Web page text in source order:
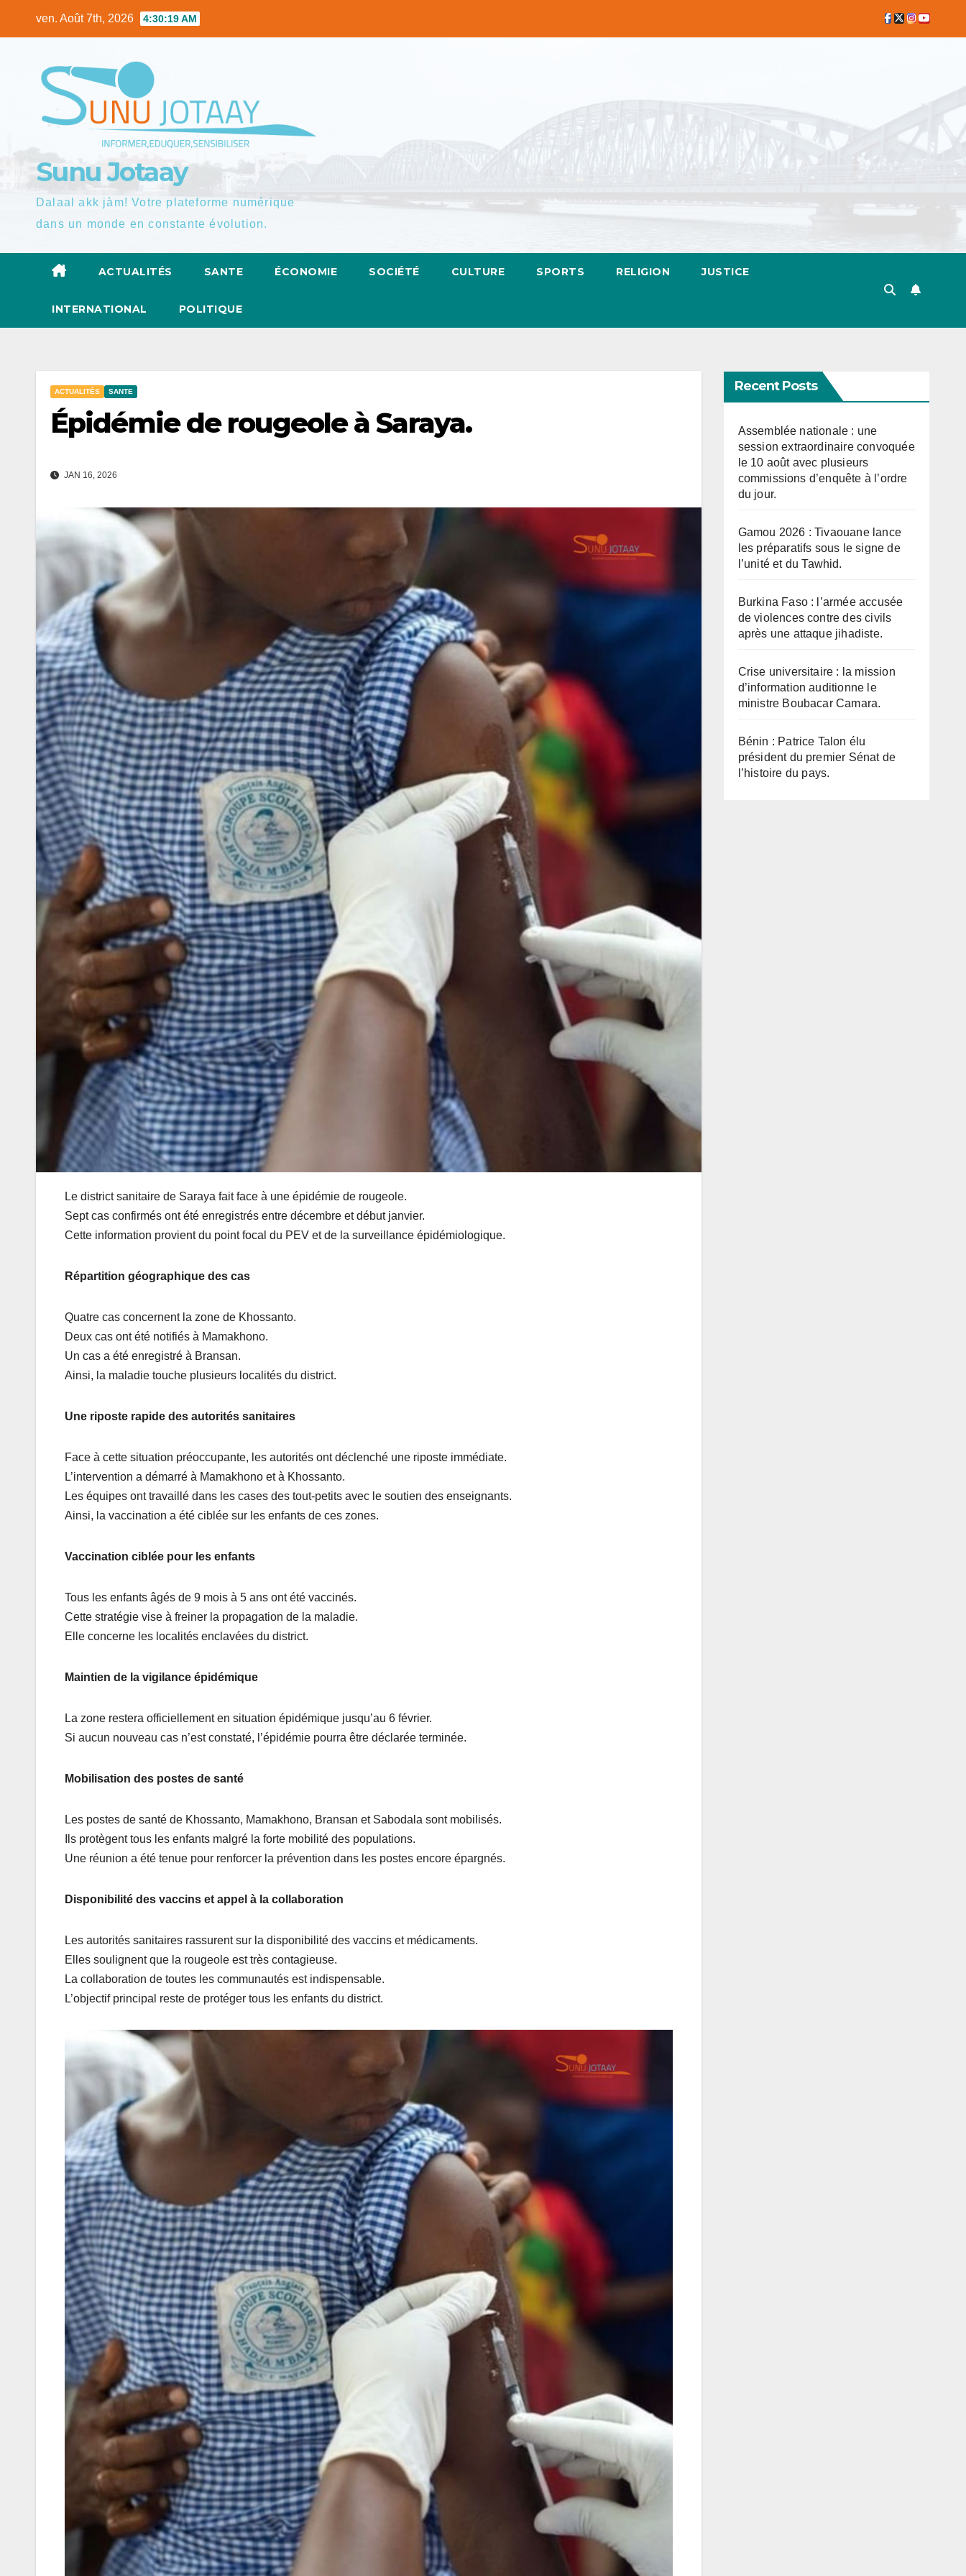
ven. Août 7th, 2026 4:30:21 AM
Sunu Jotaay
Dalaal akk jàm! Votre plateforme numérique
dans un monde en constante évolution.
ACTUALITÉS SANTE ÉCONOMIE SOCIÉTÉ CULTURE SPORTS RELIGION JUSTICE
INTERNATIONAL POLITIQUE
ACTUALITÉS SANTE
Épidémie de rougeole à Saraya.
JAN 16, 2026
Le district sanitaire de Saraya fait face à une épidémie de rougeole.
Sept cas confirmés ont été enregistrés entre décembre et début janvier.
Cette information provient du point focal du PEV et de la surveillance épidémiologique.
Répartition géographique des cas
Quatre cas concernent la zone de Khossanto.
Deux cas ont été notifiés à Mamakhono.
Un cas a été enregistré à Bransan.
Ainsi, la maladie touche plusieurs localités du district.
Une riposte rapide des autorités sanitaires
Face à cette situation préoccupante, les autorités ont déclenché une riposte immédiate.
L’intervention a démarré à Mamakhono et à Khossanto.
Les équipes ont travaillé dans les cases des tout-petits avec le soutien des enseignants.
Ainsi, la vaccination a été ciblée sur les enfants de ces zones.
Vaccination ciblée pour les enfants
Tous les enfants âgés de 9 mois à 5 ans ont été vaccinés.
Cette stratégie vise à freiner la propagation de la maladie.
Elle concerne les localités enclavées du district.
Maintien de la vigilance épidémique
La zone restera officiellement en situation épidémique jusqu’au 6 février.
Si aucun nouveau cas n’est constaté, l’épidémie pourra être déclarée terminée.
Mobilisation des postes de santé
Les postes de santé de Khossanto, Mamakhono, Bransan et Sabodala sont mobilisés.
Ils protègent tous les enfants malgré la forte mobilité des populations.
Une réunion a été tenue pour renforcer la prévention dans les postes encore épargnés.
Disponibilité des vaccins et appel à la collaboration
Les autorités sanitaires rassurent sur la disponibilité des vaccins et médicaments.
Elles soulignent que la rougeole est très contagieuse.
La collaboration de toutes les communautés est indispensable.
L’objectif principal reste de protéger tous les enfants du district.
Recent Posts
Assemblée nationale : une
session extraordinaire convoquée
le 10 août avec plusieurs
commissions d’enquête à l’ordre
du jour.
Gamou 2026 : Tivaouane lance
les préparatifs sous le signe de
l’unité et du Tawhid.
Burkina Faso : l’armée accusée
de violences contre des civils
après une attaque jihadiste.
Crise universitaire : la mission
d’information auditionne le
ministre Boubacar Camara.
Bénin : Patrice Talon élu
président du premier Sénat de
l’histoire du pays.